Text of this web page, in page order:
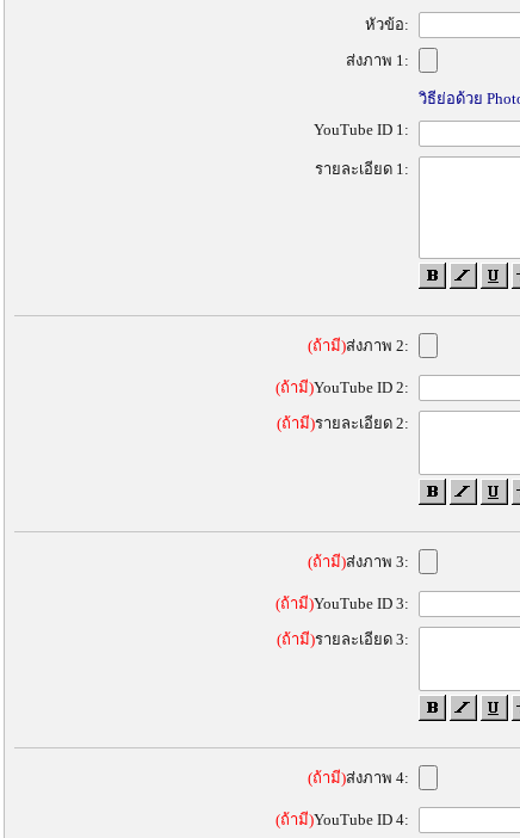
หัวข้อ:
ส่งภาพ 1:
วิธีย่อด้วย
YouTube ID 1:
รายละเอียด 1:
(ถ้ามี)ส่งภาพ 2:
(ถ้ามี)YouTube ID 2:
(ถ้ามี)รายละเอียด 2:
(ถ้ามี)ส่งภาพ 3:
(ถ้ามี)YouTube ID 3:
(ถ้ามี)รายละเอียด 3:
(ถ้ามี)ส่งภาพ 4:
(ถ้ามี)YouTube ID 4: